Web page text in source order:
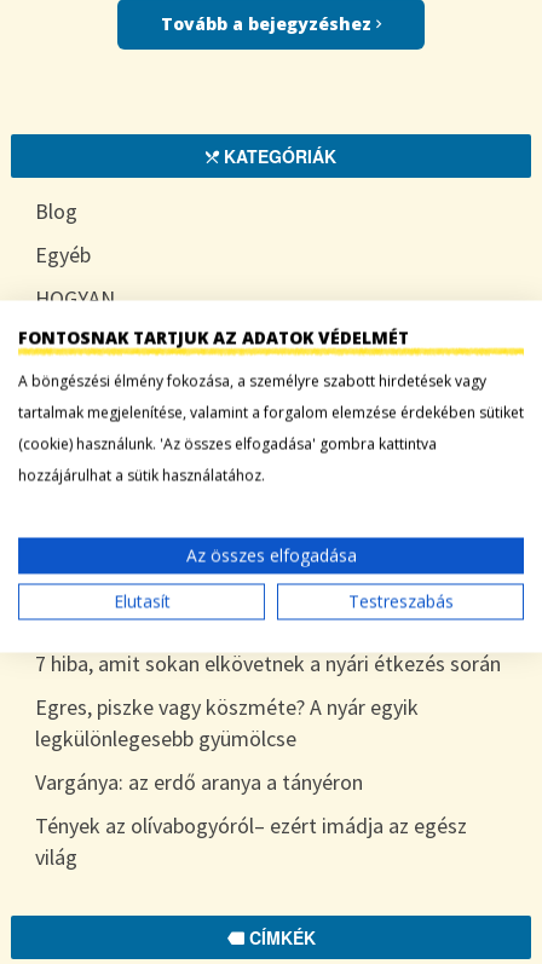
Tovább a bejegyzéshez
KATEGÓRIÁK
Blog
Egyéb
HOGYAN
TUDATOSAN
LEGFRISSEBB BEJEGYZÉSEK
desszert
Tökszezon: sokoldalú alapanyagok a nyártól
egészen télig
7 hiba, amit sokan elkövetnek a nyári étkezés során
Egres, piszke vagy köszméte? A nyár egyik
legkülönlegesebb gyümölcse
Vargánya: az erdő aranya a tányéron
Tények az olívabogyóról– ezért imádja az egész
világ
CÍMKÉK
FONTOSNAK TARTJUK AZ ADATOK VÉDELMÉT
A böngészési élmény fokozása, a személyre szabott hirdetések vagy
tartalmak megjelenítése, valamint a forgalom elemzése érdekében sütiket
(cookie) használunk. 'Az összes elfogadása' gombra kattintva
hozzájárulhat a sütik használatához.
Az összes elfogadása
Elutasít
Testreszabás